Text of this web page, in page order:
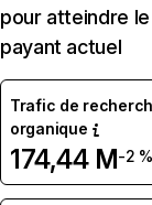
pour atteindre
payant actuel
Trafic de
organique
174,44 M-2 %